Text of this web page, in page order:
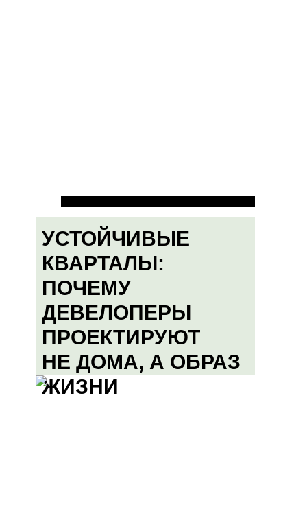
УСТОЙЧИВЫЕ
КВАРТАЛЫ:
ПОЧЕМУ
ДЕВЕЛОПЕРЫ
ПРОЕКТИРУЮТ
НЕ ДОМА, А ОБРАЗ
ЖИЗНИ